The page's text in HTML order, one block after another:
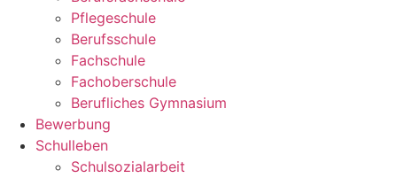
Pflegeschule
Berufsschule
Fachschule
Fachoberschule
Berufliches Gymnasium
Bewerbung
Schulleben
Schulsozialarbeit